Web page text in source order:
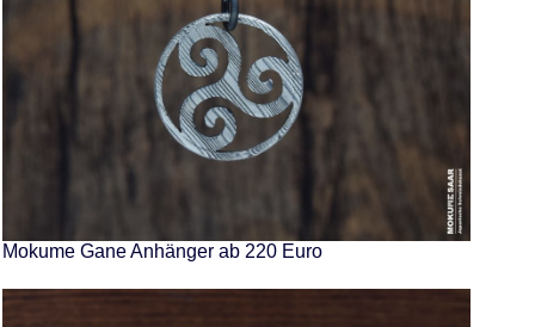
Mokume Gane Anhänger ab 220 Euro